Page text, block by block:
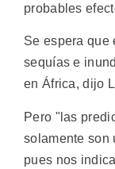
probables
Se espera que
sequías e
en África, dijo
Pero "las
solamente son
pues nos